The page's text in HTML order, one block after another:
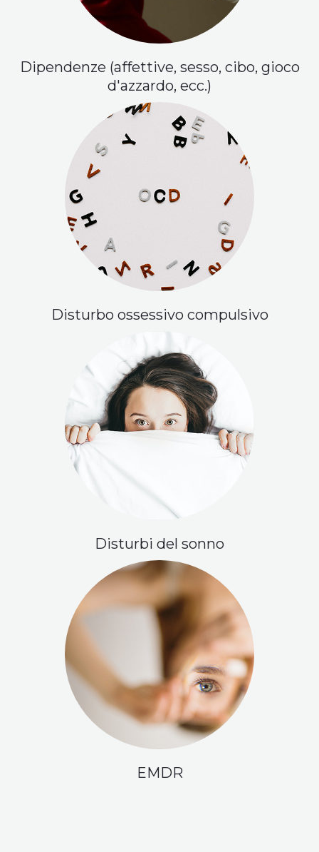
Dipendenze (affettive, sesso, cibo, gioco
d'azzardo, ecc.)
Disturbo ossessivo compulsivo
Disturbi del sonno
EMDR